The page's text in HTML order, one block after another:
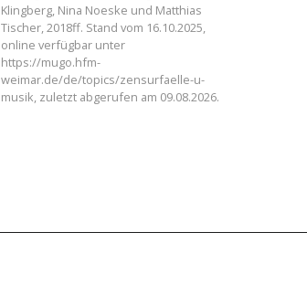
Klingberg, Nina Noeske und Matthias
Tischer, 2018ff. Stand vom 16.10.2025,
online verfügbar unter
https://mugo.hfm-
weimar.de/de/topics/zensurfaelle-u-
musik, zuletzt abgerufen am 09.08.2026.